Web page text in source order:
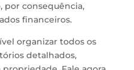
consequência,
financeiros.
organizar todos os
detalhados,